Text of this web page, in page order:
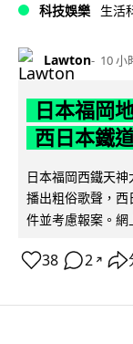
科技娛樂 生活
Lawton 10 小
日本福岡
西日本鐵
日本福岡西鐵天
播出粗俗歌聲，
件並考慮報案。網
38 2 ↗